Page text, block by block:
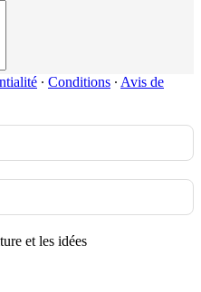
∙ Conditions ∙ Avis de
et les idées